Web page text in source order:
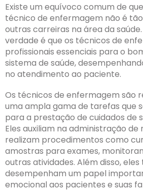
Existe um equívoco comum de
técnico de enfermagem não é
outras carreiras na área da
verdade é que os técnicos de
profissionais essenciais para o
sistema de saúde,
no atendimento ao paciente.
Os técnicos de enfermagem são
uma ampla gama de tarefas que
para a prestação de cuidados de
Eles auxiliam na administração
realizam procedimentos como
amostras para exames,
outras atividades. Além disso,
desempenham um papel
emocional aos pacientes e suas